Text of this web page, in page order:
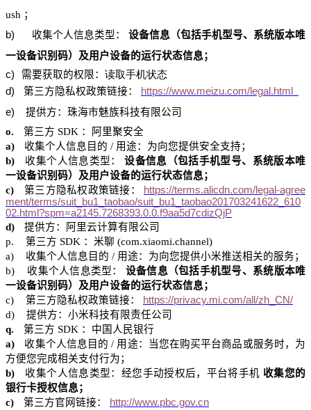
ush ；
b)
收集个人信息类型：
设备信息（包括手机型号、系统版本唯
一设备识别码）及用户设备的运行状态信息；
c)
需要获取的权限： 读取手机状态
d) 第三方隐私权政策链接：
https://www.meizu.com/legal.html
e)
提供方：珠海市魅族科技有限公司
o.
第三方 SDK ：阿里聚安全
a)
收集个人信息目的 / 用途：为向您提供安全支持；
b)
收集个人信息类型：
设备信息（包括手机型号、系统版本唯
一设备识别码）及用户设备的运行状态信息；
c)
第三方隐私权政策链接：
https://terms.alicdn.com/legal-agree
ment/terms/suit_bu1_taobao/suit_bu1_taobao201703241622_610
02.html?spm=a2145.7268393.0.0.f9aa5d7cdizQjP
d)
提供方：阿里云计算有限公司
p.
第三方 SDK ：米聊 (com.xiaomi.channel)
a)
收集个人信息目的 / 用途：为向您提供小米推送相关的服务；
b)
收集个人信息类型：
设备信息（包括手机型号、系统版本唯
一设备识别码）及用户设备的运行状态信息；
c)
第三方隐私权政策链接：
https://privacy.mi.com/all/zh_CN/
d)
提供方：小米科技有限责任公司
q.
第三方 SDK ：中国人民银行
a)
收集个人信息目的 / 用途：当您在购买平台商品或服务时，为
方便您完成相关支付行为；
b)
收集个人信息类型： 经您手动授权后，平台将手机 收集您的
银行卡授权信息；
c)
第三方官网链接：
http://www.pbc.gov.cn